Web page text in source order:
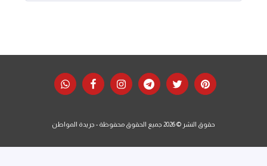
حقوق النشر © 2026 جميع الحقوق محفوظة - جريدة المواطن